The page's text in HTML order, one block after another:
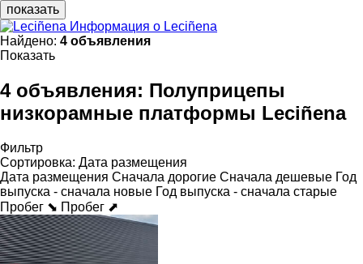
показать
Информация о Leciñena
Найдено: 4 объявления
Показать
4 объявления: Полуприцепы
низкорамные платформы Leciñena
Фильтр
Сортировка: Дата размещения
Дата размещения Сначала дорогие Сначала дешевые Год
выпуска - сначала новые Год выпуска - сначала старые
Пробег ⬊ Пробег ⬈